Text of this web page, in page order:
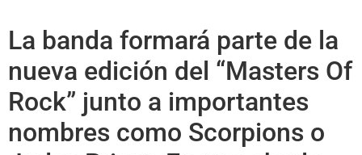
La banda formará parte de la
nueva edición del “Masters Of
Rock” junto a importantes
nombres como Scorpions o